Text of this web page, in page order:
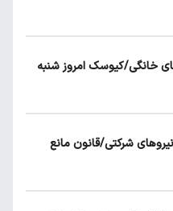
مالیات هستند
برزیلی در اروپا
خانگی/کیوسک امروز شنبه
شرکتی/قانون مانع